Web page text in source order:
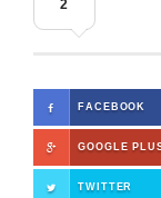
2
FACEBOOK
GOOGLE
TWITTER